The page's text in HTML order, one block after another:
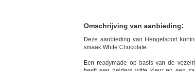
Omschrijving van aanbieding:
Deze aanbieding van Hengelsport
smaak White Chocolate.
Een readymade op basis van de